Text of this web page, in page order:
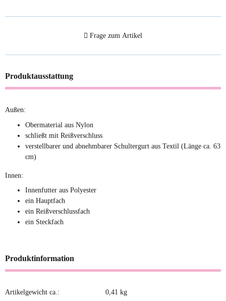
Frage zum Artikel
Produktausstattung
Außen:
Obermaterial aus Nylon
schließt mit Reißverschluss
verstellbarer und abnehmbarer Schultergurt aus Textil (Länge ca. 63
cm)
Innen:
Innenfutter aus Polyester
ein Hauptfach
ein Reißverschlussfach
ein Steckfach
Produktinformation
Produkteigenschaft
Wert
Artikelgewicht ca.: 0,41 kg